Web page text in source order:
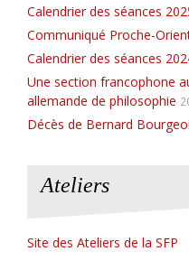
Calendrier des séances
Communiqué Proche-
Calendrier des séances
Une section francophone
allemande de philosophie
Décès de Bernard
Ateliers
Site des Ateliers de la SFP